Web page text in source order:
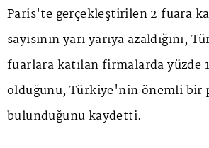
Paris'te gerçekleştirilen 2 fuara
sayısının yarı yarıya azaldığını,
fuarlara katılan firmalarda yüzde
olduğunu, Türkiye'nin önemli bir
bulunduğunu kaydetti.